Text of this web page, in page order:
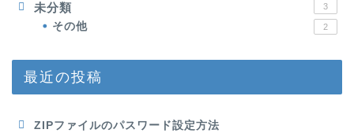
未分類 3
その他 2
最近の投稿
ZIPファイルのパスワード設定方法